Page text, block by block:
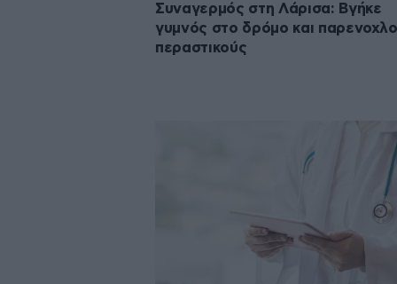
Συναγερμός στη Λάρισα: Βγήκε
γυμνός στο δρόμο και
περαστικούς